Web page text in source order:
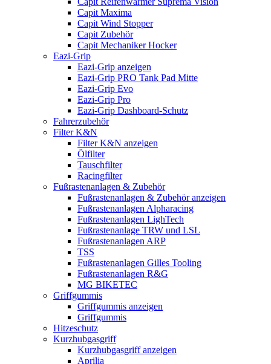
Capit Maxima
Capit Wind Stopper
Capit Zubehör
Capit Mechaniker Hocker
Eazi-Grip
Eazi-Grip anzeigen
Eazi-Grip PRO Tank Pad Mitte
Eazi-Grip Evo
Eazi-Grip Pro
Eazi-Grip Dashboard-Schutz
Fahrerzubehör
Filter K&N
Filter K&N anzeigen
Ölfilter
Tauschfilter
Racingfilter
Fußrastenanlagen & Zubehör
Fußrastenanlagen & Zubehör anzeigen
Fußrastenanlagen Alpharacing
Fußrastenanlagen LighTech
Fußrastenanlage TRW und LSL
Fußrastenanlagen ARP
TSS
Fußrastenanlagen Gilles Tooling
Fußrastenanlagen R&G
MG BIKETEC
Griffgummis
Griffgummis anzeigen
Griffgummis
Hitzeschutz
Kurzhubgasgriff
Kurzhubgasgriff anzeigen
Aprilia